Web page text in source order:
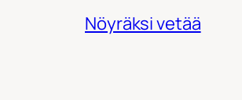
Nöyräksi vetää